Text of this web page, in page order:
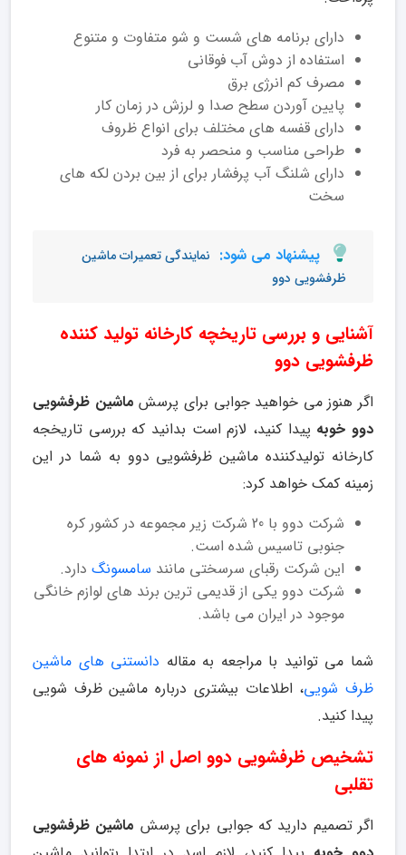
دارای برنامه های شست و شو متفاوت و متنوع
استفاده از دوش آب فوقانی
مصرف کم انرژی برق
پایین آوردن سطح صدا و لرزش در زمان کار
دارای قفسه های مختلف برای انواع ظروف
طراحی مناسب و منحصر به فرد
دارای شلنگ آب پرفشار برای از بین بردن لکه های
سخت
پیشنهاد می شود: نمایندگی تعمیرات ماشین
ظرفشویی دوو
آشنایی و بررسی تاریخچه کارخانه تولید کننده
ظرفشویی دوو
اگر هنوز می خواهید جوابی برای پرسش ماشین ظرفشویی
دوو خوبه پیدا کنید، لازم است بدانید که بررسی تاریخجه
کارخانه تولیدکننده ماشین ظرفشویی دوو به شما در این
زمینه کمک خواهد کرد:
شرکت دوو با 20 شرکت زیر مجموعه در کشور کره
جنوبی تاسیس شده است.
این شرکت رقبای سرسختی مانند سامسونگ دارد.
شرکت دوو یکی از قدیمی ترین برند های لوازم خانگی
موجود در ایران می باشد.
شما می توانید با مراجعه به مقاله دانستنی های ماشین
ظرف شویی، اطلاعات بیشتری درباره ماشین ظرف شویی
پیدا کنید.
تشخیص ظرفشویی دوو اصل از نمونه های
تقلبی
اگر تصمیم دارید که جوابی برای پرسش ماشین ظرفشویی